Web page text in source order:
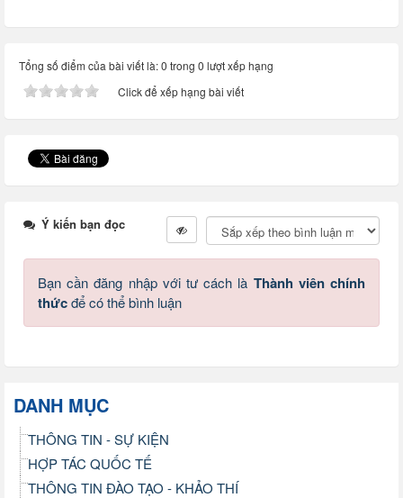
Tổng số điểm của bài viết là: 0 trong 0 lượt xếp hạng
Click để xếp hạng bài viết
Ý kiến bạn đọc
Bạn cần đăng nhập với tư cách là Thành viên chính
thứcđể có thể bình luận
DANH MỤC
THÔNG TIN - SỰ KIỆN
HỢP TÁC QUỐC TẾ
THÔNG TIN ĐÀO TẠO - KHẢO THÍ